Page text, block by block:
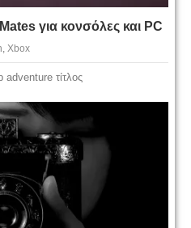
για κονσόλες και PC
, Xbox
τίτλος